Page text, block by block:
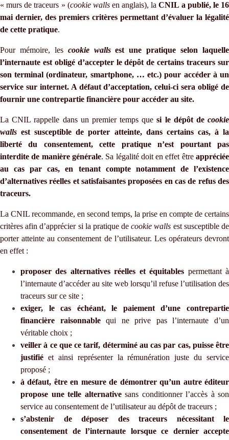
« murs de traceurs » (cookie wallsen anglais), laCNIL a publié, le 16
mai dernier, des premiers critères permettant d’évaluer la légalité
de cette pratique.
Pour mémoire, les cookie wallsest une pratique selon laquelle
l’internaute est obligé d’accepter le dépôt de certains traceurs sur
son terminal (ordinateur, smartphone, … etc.) pour accéder à un
service sur internet. A défaut d’acceptation, celui-ci sera obligé de
fournir une contrepartie financière pour accéder au site.
La CNIL rappelle dans un premier temps quesi le dépôt decookie
walls est susceptible de porter atteinte, dans certains cas, à la
liberté du consentement, cette pratique n’est pourtant pas
interdite de manière générale. Sa légalité doit en effet êtreappréciée
au cas par cas, en tenant compte notamment de l’existence
d’alternatives réelles et satisfaisantes proposées en cas de refus des
traceurs.
La CNIL recommande, en second temps, la prise en compte de certains
critères afin d’apprécier si la pratique decookie walls est susceptible de
porter atteinte au consentement de l’utilisateur. Les opérateurs devront
en effet :
proposer des alternatives réelles et équitables permettant à
l’internaute d’accéder au site web lorsqu’il refuse l’utilisation des
traceurs sur ce site ;
exiger, le cas échéant, le paiement d’une contrepartie
financière raisonnablequi ne prive pas l’internaute d’un
véritable choix ;
veiller à ce que ce tarif, déterminé au cas par cas, puisse être
justifié et ainsi représenter la rémunération juste du service
proposé ;
à défaut, être en mesure de démontrer qu’un autre éditeur
propose une telle alternativesans conditionner l’accès à son
service au consentement de l’utilisateur au dépôt de traceurs ;
s’abstenir de déposer des traceurs nécessitant le
consentement de l’internaute lorsque ce dernier accepte